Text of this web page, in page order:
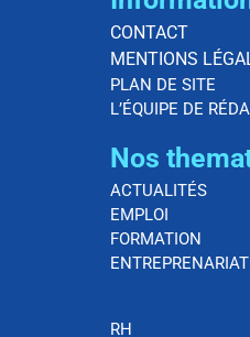
CONTACT
MENTIONS
PLAN DE SITE
L’ÉQUIPE DE
Nos
ACTUALITÉS
EMPLOI
FORMATION
ENTREPRENARIAT
RH